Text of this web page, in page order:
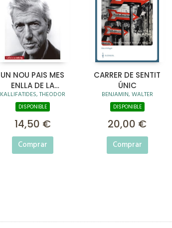
UN NOU PAIS MES
ENLLA DE LA
FINESTRA
KALLIFATIDES, THEODOR
DISPONIBLE
14,50 €
Comprar
CARRER DE SENTIT
ÚNIC
BENJAMIN, WALTER
DISPONIBLE
20,00 €
Comprar